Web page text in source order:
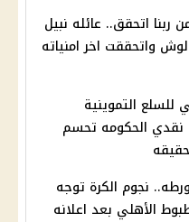
ربنا اتحقق.. عائله نبيل
واتحققت اخر امنياته
للسلع التموينية
نقدي الحكومه تحسم
نجوم الكرة توجه
الأهلي بعد اعلانه